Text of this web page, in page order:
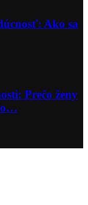
Ako sa
Prečo ženy
o…